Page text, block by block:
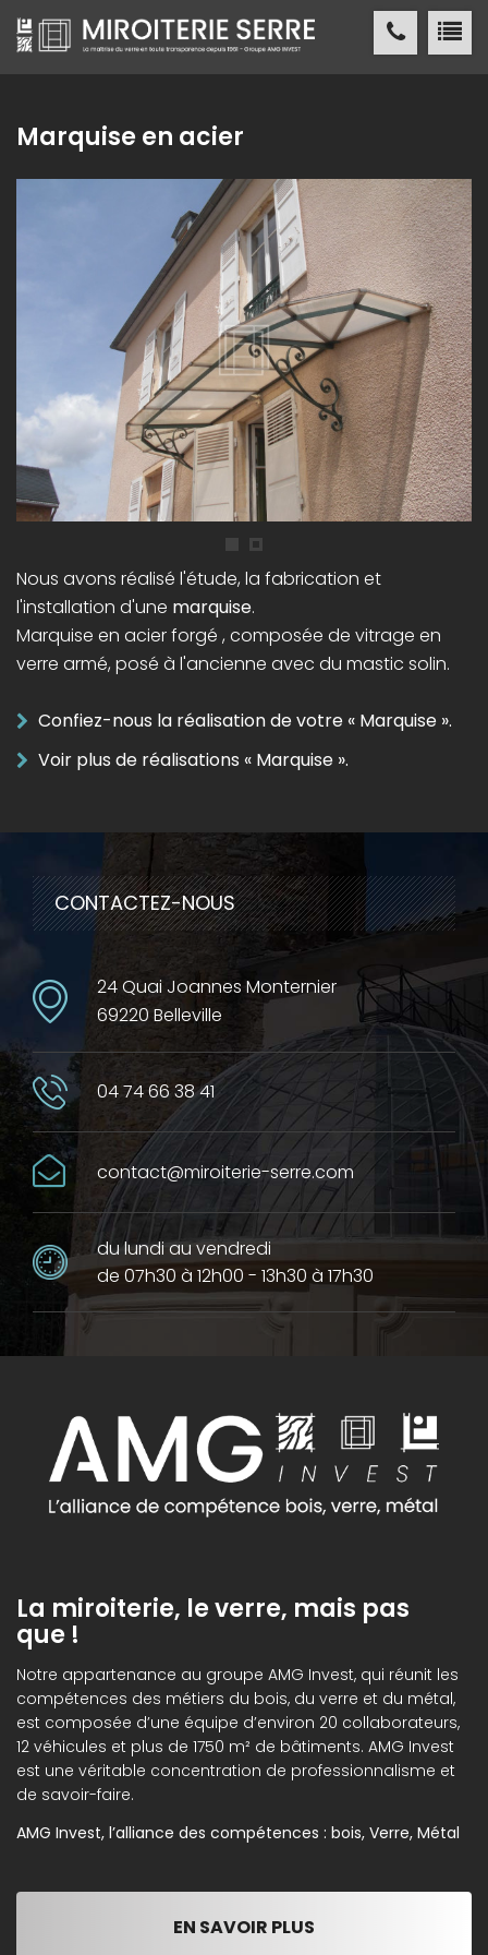
Miroiterie SERRE Création métallique
SERVICES
PRODUITS
NOS RÉALISATIONS
ACTUALITÉS/ PRESSE
CONTACT
Marquise en acier
Nous avons réalisé l'étude, la fabrication et
l'installation d'une marquise.
Marquise en acier forgé , composée de vitrage en
verre armé, posé à l'ancienne avec du mastic solin.
Confiez-nous la réalisation de votre « Marquise ».
Voir plus de réalisations « Marquise ».
CONTACTEZ-NOUS
24 Quai Joannes Monternier
69220 Belleville
04 74 66 38 41
contact@miroiterie-serre.com
du lundi au vendredi
de 07h30 à 12h00 - 13h30 à 17h30
La miroiterie, le verre, mais pas
que !
Notre appartenance au groupe AMG Invest, qui réunit les
compétences des métiers du bois, du verre et du métal,
est composée d’une équipe d’environ 20 collaborateurs,
12 véhicules et plus de 1750 m² de bâtiments. AMG Invest
est une véritable concentration de professionnalisme et
de savoir-faire.
AMG Invest, l’alliance des compétences : bois, Verre, Métal
EN SAVOIR PLUS